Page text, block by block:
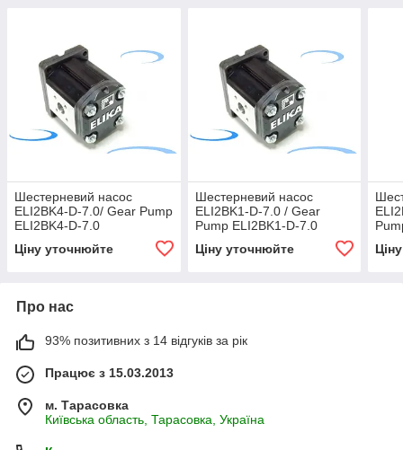
Шестерневий насос
ELI2BK4-D-7.0/ Gear Pump
ELI2BK4-D-7.0
Ціну уточнюйте
Шестерневий насос
ELI2BK1-D-7.0 / Gear
Pump ELI2BK1-D-7.0
Ціну уточнюйте
Про нас
93% позитивних з 14 відгуків за рік
Працює з 15.03.2013
м. Тарасовка
Київська область, Тарасовка, Україна